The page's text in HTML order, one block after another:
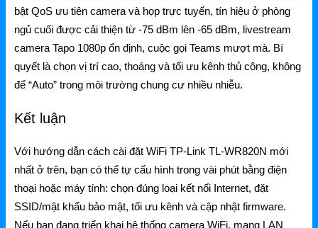
bật QoS ưu tiên camera và họp trực tuyến, tín hiệu ở phòng
ngủ cuối được cải thiện từ -75 dBm lên -65 dBm, livestream
camera Tapo 1080p ổn định, cuộc gọi Teams mượt mà. Bí
quyết là chọn vị trí cao, thoáng và tối ưu kênh thủ công, không
để “Auto” trong môi trường chung cư nhiều nhiễu.
Kết luận
Với hướng dẫn cách cài đặt WiFi TP-Link TL-WR820N mới
nhất ở trên, bạn có thể tự cấu hình trong vài phút bằng điện
thoại hoặc máy tính: chọn đúng loại kết nối Internet, đặt
SSID/mật khẩu bảo mật, tối ưu kênh và cập nhật firmware.
Nếu bạn đang triển khai hệ thống camera WiFi, mạng LAN